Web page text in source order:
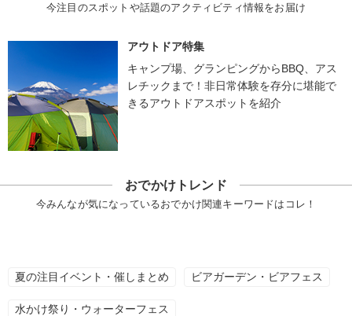
今注目のスポットや話題のアクティビティ情報をお届け
アウトドア特集
キャンプ場、グランピングからBBQ、アス
レチックまで！非日常体験を存分に堪能で
きるアウトドアスポットを紹介
おでかけトレンド
今みんなが気になっているおでかけ関連キーワードはコレ！
夏の注目イベント・催しまとめ ビアガーデン・ビアフェス
水かけ祭り・ウォーターフェス